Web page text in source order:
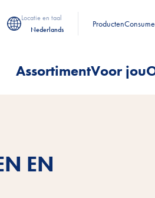
Locatie en taal
Nederlands
Producten
AssortimentVoor jou
EN